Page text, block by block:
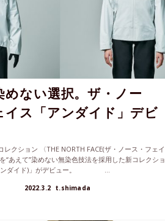
めない選択。ザ・ノー
イス「アンダイド」デビ
レクション 〈THE NORTH FACE(ザ・ノース・フェイ
“あえて”染めない無染色技法を採用した新コレクショ
ンダイド)」がデビュー。 ...
2022.3.2 t.shimada